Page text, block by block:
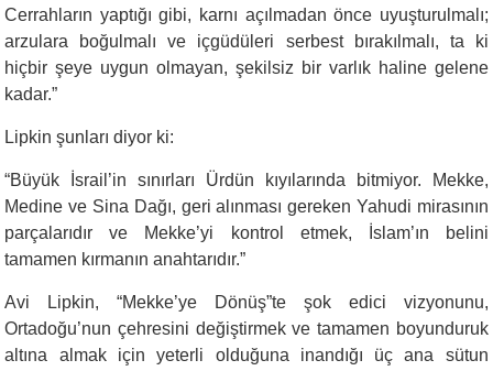
Cerrahların yaptığı gibi, karnı açılmadan önce uyuşturulmalı;
arzulara boğulmalı ve içgüdüleri serbest bırakılmalı, ta ki
hiçbir şeye uygun olmayan, şekilsiz bir varlık haline gelene
kadar.”
Lipkin şunları diyor ki:
“Büyük İsrail’in sınırları Ürdün kıyılarında bitmiyor. Mekke,
Medine ve Sina Dağı, geri alınması gereken Yahudi mirasının
parçalarıdır ve Mekke’yi kontrol etmek, İslam’ın belini
tamamen kırmanın anahtarıdır.”
Avi Lipkin, “Mekke’ye Dönüş”te şok edici vizyonunu,
Ortadoğu’nun çehresini değiştirmek ve tamamen boyunduruk
altına almak için yeterli olduğuna inandığı üç ana sütun